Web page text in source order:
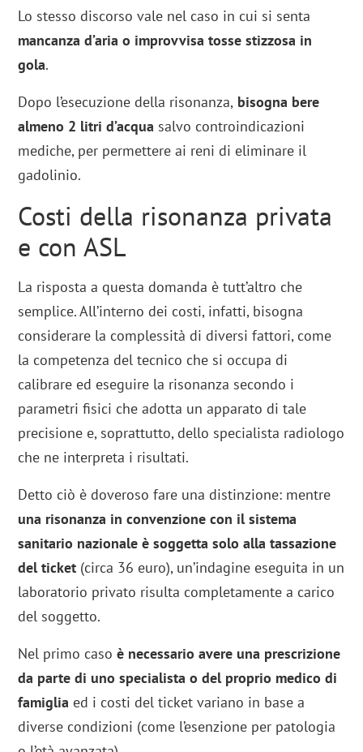
Lo stesso discorso vale nel caso in cui si senta
mancanza d’aria o improvvisa tosse stizzosa in
gola.
Dopo l’esecuzione della risonanza, bisogna bere
almeno 2 litri d’acqua salvo controindicazioni
mediche, per permettere ai reni di eliminare il
gadolinio.
Costi della risonanza privata
e con ASL
La risposta a questa domanda è tutt’altro che
semplice. All’interno dei costi, infatti, bisogna
considerare la complessità di diversi fattori, come
la competenza del tecnico che si occupa di
calibrare ed eseguire la risonanza secondo i
parametri fisici che adotta un apparato di tale
precisione e, soprattutto, dello specialista radiologo
che ne interpreta i risultati.
Detto ciò è doveroso fare una distinzione: mentre
una risonanza in convenzione con il sistema
sanitario nazionale è soggetta solo alla tassazione
del ticket (circa 36 euro), un’indagine eseguita in un
laboratorio privato risulta completamente a carico
del soggetto.
Nel primo caso è necessario avere una prescrizione
da parte di uno specialista o del proprio medico di
famiglia ed i costi del ticket variano in base a
diverse condizioni (come l’esenzione per patologia